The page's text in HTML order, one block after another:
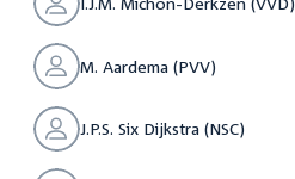
M. Aardema (PVV)
J.P.S. Six Dijkstra (NSC)